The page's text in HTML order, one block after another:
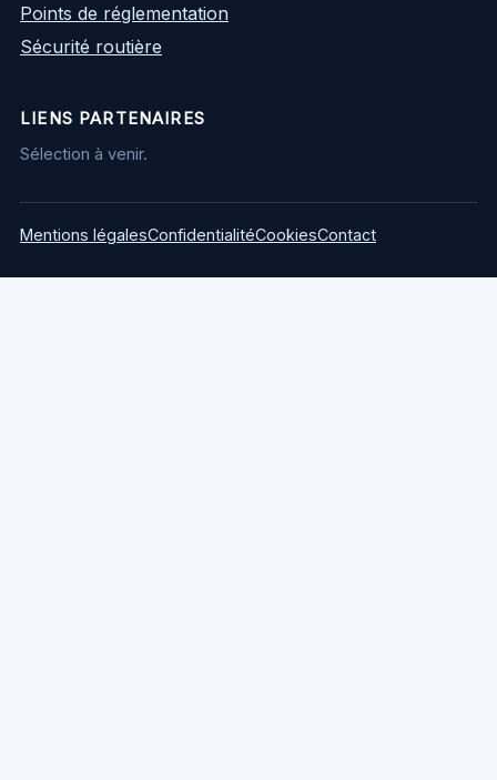
Points de réglementation
Sécurité routière
LIENS PARTENAIRES
Sélection à venir.
Mentions légalesConfidentialitéCookiesContact